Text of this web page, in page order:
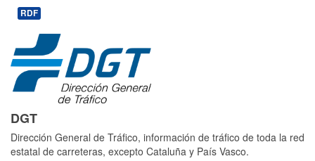
RDF
DGT
Dirección General de Tráfico, información de tráfico de toda la red
estatal de carreteras, excepto Cataluña y País Vasco.